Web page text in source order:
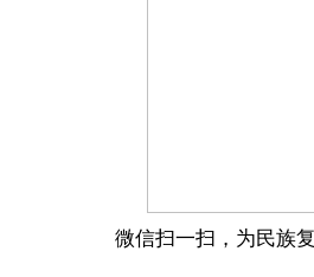
微信扫一扫，为民族